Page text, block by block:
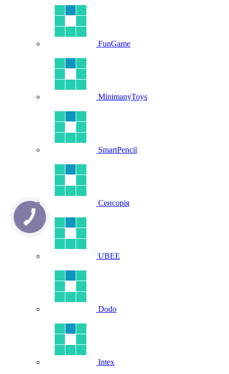
FunGame
MinimanyToys
SmartPencil
Сенсорія
UBEE
Dodo
Intex